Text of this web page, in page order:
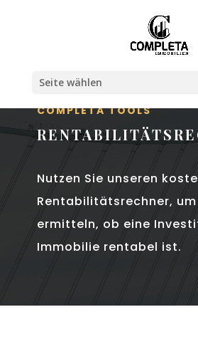
Seite wählen
COMPLETA TOOLS
Nutzen Sie unseren
Rentabilitätsrechner, um
ermitteln, ob eine
Immobilie rentabel ist.